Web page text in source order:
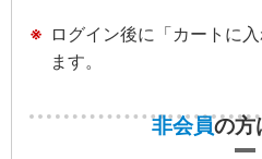
ログイン後に「カートに
ます。
非会員の方